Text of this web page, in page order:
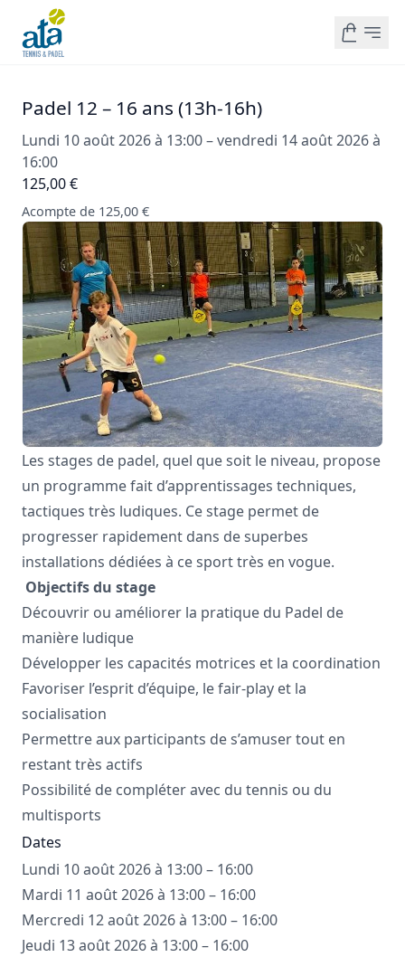
Padel 12 – 16 ans (13h-16h)
Lundi 10 août 2026 à 13:00 – vendredi 14 août 2026 à
16:00
125,00 €
Acompte de 125,00 €
Les stages de padel, quel que soit le niveau, propose
un programme fait d’apprentissages techniques,
tactiques très ludiques. Ce stage permet de
progresser rapidement dans de superbes
installations dédiées à ce sport très en vogue.
Objectifs du stage
Découvrir ou améliorer la pratique du Padel de
manière ludique
Développer les capacités motrices et la coordination
Favoriser l’esprit d’équipe, le fair-play et la
socialisation
Permettre aux participants de s’amuser tout en
restant très actifs
Possibilité de compléter avec du tennis ou du
multisports
Dates
Lundi 10 août 2026 à 13:00 – 16:00
Mardi 11 août 2026 à 13:00 – 16:00
Mercredi 12 août 2026 à 13:00 – 16:00
Jeudi 13 août 2026 à 13:00 – 16:00